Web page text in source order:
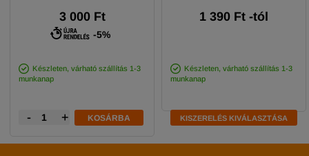
3 000 Ft
-5%
Készleten, várható szállítás 1-3
munkanap
- + KOSÁRBA
1 390 Ft -tól
Készleten, várható szállítás 1-3
munkanap
KISZERELÉS KIVÁLASZTÁSA